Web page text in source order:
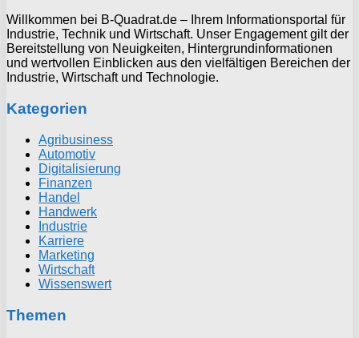
Willkommen bei B-Quadrat.de – Ihrem Informationsportal für
Industrie, Technik und Wirtschaft. Unser Engagement gilt der
Bereitstellung von Neuigkeiten, Hintergrundinformationen
und wertvollen Einblicken aus den vielfältigen Bereichen der
Industrie, Wirtschaft und Technologie.
Kategorien
Agribusiness
Automotiv
Digitalisierung
Finanzen
Handel
Handwerk
Industrie
Karriere
Marketing
Wirtschaft
Wissenswert
Themen